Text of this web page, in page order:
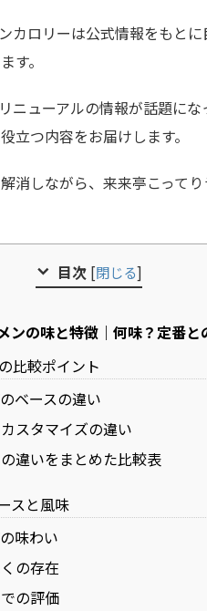
カロリーは公式情報をもと
す。
ニューアルの情報が話題に
立つ内容をお届けします。
消しながら、来来亭こって
目次 [閉じる]
ンの味と特徴｜何味？定番と
比較ポイント
ベースの違い
スタマイズの違い
違いをまとめた比較表
スと風味
味わい
の存在
の評価